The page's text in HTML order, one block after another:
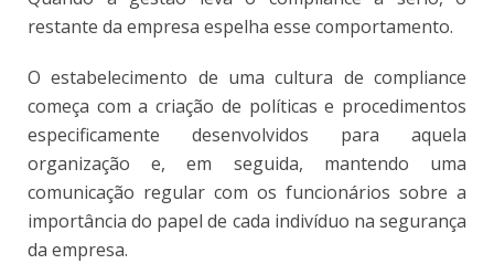
restante da empresa espelha esse comportamento.
O estabelecimento de uma cultura de compliance
começa com a criação de políticas e procedimentos
especificamente desenvolvidos para aquela
organização e, em seguida, mantendo uma
comunicação regular com os funcionários sobre a
importância do papel de cada indivíduo na segurança
da empresa.